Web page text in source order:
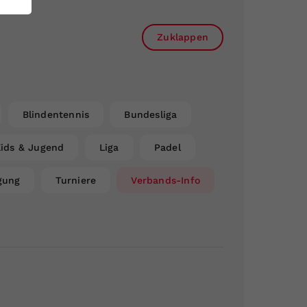
Zuklappen
Blindentennis Bundesliga
& Jugend Liga Padel
Turniere Verbands-Info